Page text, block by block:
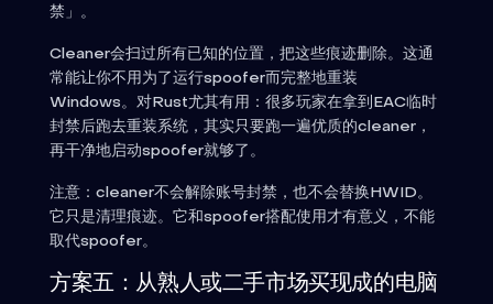
禁」。
Cleaner会扫过所有已知的位置，把这些痕迹删除。这通
常能让你不用为了运行spoofer而完整地重装
Windows。对Rust尤其有用：很多玩家在拿到EAC临时
封禁后跑去重装系统，其实只要跑一遍优质的cleaner，
再干净地启动spoofer就够了。
注意：cleaner不会解除账号封禁，也不会替换HWID。
它只是清理痕迹。它和spoofer搭配使用才有意义，不能
取代spoofer。
方案五：从熟人或二手市场买现成的电脑